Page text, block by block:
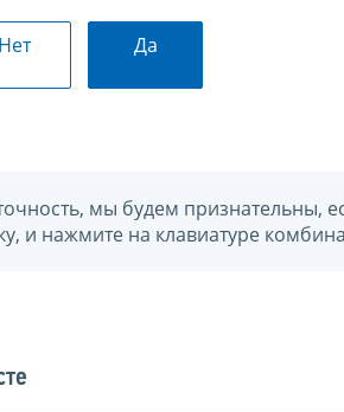
Нет Да
мы будем признательны,
и нажмите на клавиатуре